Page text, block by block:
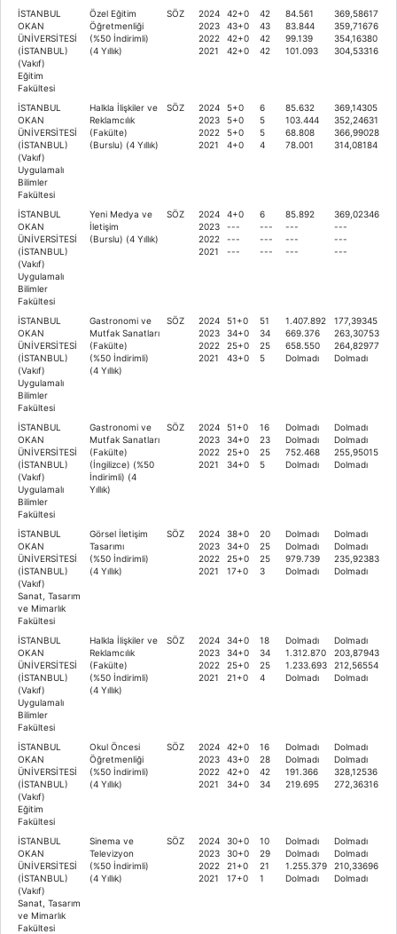
İSTANBUL
OKAN
ÜNİVERSİTESİ
(İSTANBUL)
(Vakıf)
Eğitim
Fakültesi
Özel Eğitim
Öğretmenliği
(%50 İndirimli)
(4 Yıllık)
SÖZ
2024
2023
2022
2021
42+0
43+0
42+0
42+0
42
43
42
42
84.561
83.844
99.139
101.093
369,58617
359,71676
354,16380
304,53316
İSTANBUL
OKAN
ÜNİVERSİTESİ
(İSTANBUL)
(Vakıf)
Uygulamalı
Bilimler
Fakültesi
Halkla İlişkiler ve
Reklamcılık
(Fakülte)
(Burslu) (4 Yıllık)
SÖZ
2024
2023
2022
2021
5+0
5+0
5+0
4+0
6
5
5
4
85.632
103.444
68.808
78.001
369,14305
352,24631
366,99028
314,08184
İSTANBUL
OKAN
ÜNİVERSİTESİ
(İSTANBUL)
(Vakıf)
Uygulamalı
Bilimler
Fakültesi
Yeni Medya ve
İletişim
(Burslu) (4 Yıllık)
SÖZ
2024
2023
2022
2021
4+0
---
---
---
6
---
---
---
85.892
---
---
---
369,02346
---
---
---
İSTANBUL
OKAN
ÜNİVERSİTESİ
(İSTANBUL)
(Vakıf)
Uygulamalı
Bilimler
Fakültesi
Gastronomi ve
Mutfak Sanatları
(Fakülte)
(%50 İndirimli)
(4 Yıllık)
SÖZ
2024
2023
2022
2021
51+0
34+0
25+0
43+0
51
34
25
5
1.407.892
669.376
658.550
Dolmadı
177,39345
263,30753
264,82977
Dolmadı
İSTANBUL
OKAN
ÜNİVERSİTESİ
(İSTANBUL)
(Vakıf)
Uygulamalı
Bilimler
Fakültesi
Gastronomi ve
Mutfak Sanatları
(Fakülte)
(İngilizce) (%50
İndirimli) (4
Yıllık)
SÖZ
2024
2023
2022
2021
51+0
34+0
25+0
34+0
16
23
25
5
Dolmadı
Dolmadı
752.468
Dolmadı
Dolmadı
Dolmadı
255,95015
Dolmadı
İSTANBUL
OKAN
ÜNİVERSİTESİ
(İSTANBUL)
(Vakıf)
Sanat, Tasarım
ve Mimarlık
Fakültesi
Görsel İletişim
Tasarımı
(%50 İndirimli)
(4 Yıllık)
SÖZ
2024
2023
2022
2021
38+0
34+0
25+0
17+0
20
25
25
3
Dolmadı
Dolmadı
979.739
Dolmadı
Dolmadı
Dolmadı
235,92383
Dolmadı
İSTANBUL
OKAN
ÜNİVERSİTESİ
(İSTANBUL)
(Vakıf)
Uygulamalı
Bilimler
Fakültesi
Halkla İlişkiler ve
Reklamcılık
(Fakülte)
(%50 İndirimli)
(4 Yıllık)
SÖZ
2024
2023
2022
2021
34+0
34+0
25+0
21+0
18
34
25
4
Dolmadı
1.312.870
1.233.693
Dolmadı
Dolmadı
203,87943
212,56554
Dolmadı
İSTANBUL
OKAN
ÜNİVERSİTESİ
(İSTANBUL)
(Vakıf)
Eğitim
Fakültesi
Okul Öncesi
Öğretmenliği
(%50 İndirimli)
(4 Yıllık)
SÖZ
2024
2023
2022
2021
42+0
43+0
42+0
34+0
16
28
42
34
Dolmadı
Dolmadı
191.366
219.695
Dolmadı
Dolmadı
328,12536
272,36316
İSTANBUL
OKAN
ÜNİVERSİTESİ
(İSTANBUL)
(Vakıf)
Sanat, Tasarım
ve Mimarlık
Fakültesi
Sinema ve
Televizyon
(%50 İndirimli)
(4 Yıllık)
SÖZ
2024
2023
2022
2021
30+0
30+0
21+0
17+0
10
29
21
1
Dolmadı
Dolmadı
1.255.379
Dolmadı
Dolmadı
Dolmadı
210,33696
Dolmadı